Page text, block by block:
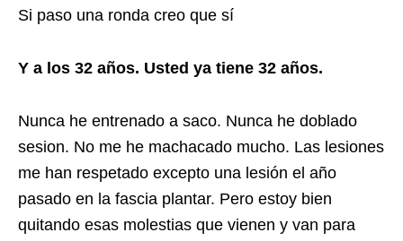
Si paso una ronda creo que sí
Y a los 32 años. Usted ya tiene 32 años.
Nunca he entrenado a saco. Nunca he doblado
sesion. No me he machacado mucho. Las lesiones
me han respetado excepto una lesión el año
pasado en la fascia plantar. Pero estoy bien
quitando esas molestias que vienen y van para